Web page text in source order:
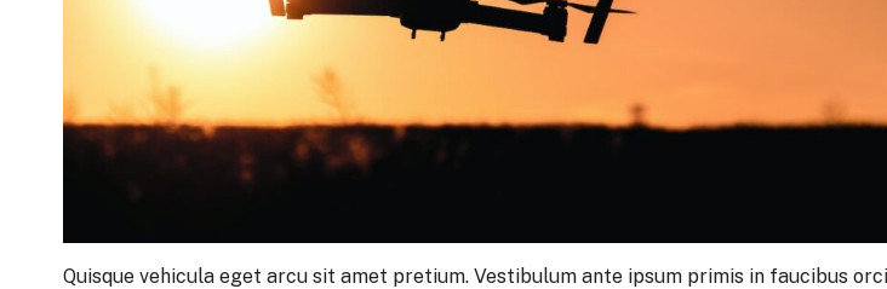
Quisque vehicula eget arcu sit amet pretium. Vestibulum ante ipsum primis in faucibus